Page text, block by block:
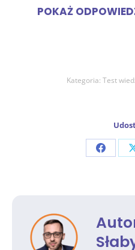
POKAŻ
Kategoria: Test
Share